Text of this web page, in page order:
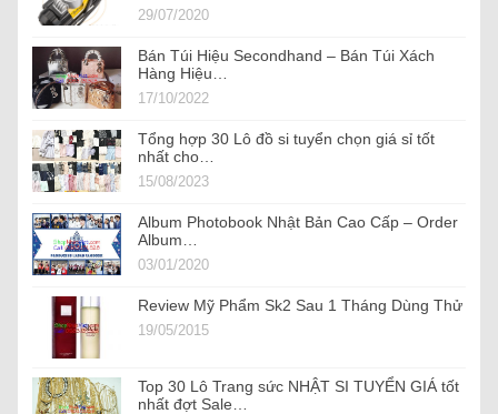
29/07/2020
Bán Túi Hiệu Secondhand – Bán Túi Xách
Hàng Hiệu…
17/10/2022
Tổng hợp 30 Lô đồ si tuyển chọn giá sỉ tốt
nhất cho…
15/08/2023
Album Photobook Nhật Bản Cao Cấp – Order
Album…
03/01/2020
Review Mỹ Phẩm Sk2 Sau 1 Tháng Dùng Thử
19/05/2015
Top 30 Lô Trang sức NHẬT SI TUYỂN GIÁ tốt
nhất đợt Sale…